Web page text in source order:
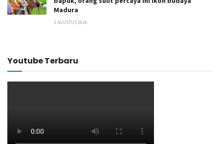
Madura
3 AGUSTUS 2026
Youtube Terbaru